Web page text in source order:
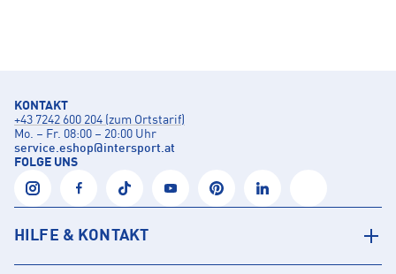
KONTAKT
+43 7242 600 204 (zum Ortstarif)
Mo. – Fr. 08:00 – 20:00 Uhr
service.eshop@intersport.at
FOLGE UNS
HILFE & KONTAKT